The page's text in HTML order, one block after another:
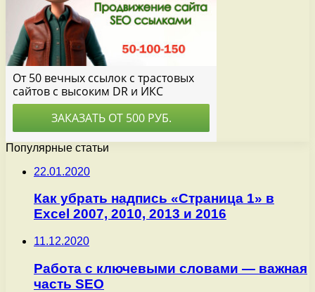
Популярные статьи
22.01.2020
Как убрать надпись «Страница 1» в
Excel 2007, 2010, 2013 и 2016
11.12.2020
Работа с ключевыми словами — важная
часть SEO